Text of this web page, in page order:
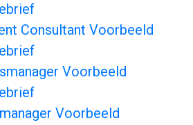
Consultant Voorbeeld
Voorbeeld
Voorbeeld